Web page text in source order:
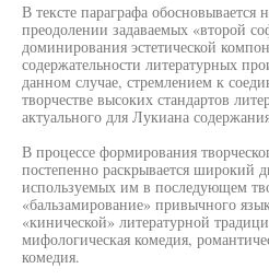
В тексте параграфа обосновывается
преодолении задаваемых «второй
доминирования эстетической
содержательности литературных
данном случае, стремлением к
творчестве высоких стандартов
актуального для Лукиана
В процессе формирования
постепенно раскрывается широкий
используемых им в последующем
«бальзамирование» привычного
«кинической» литературной
мифологическая комедия,
комедия.